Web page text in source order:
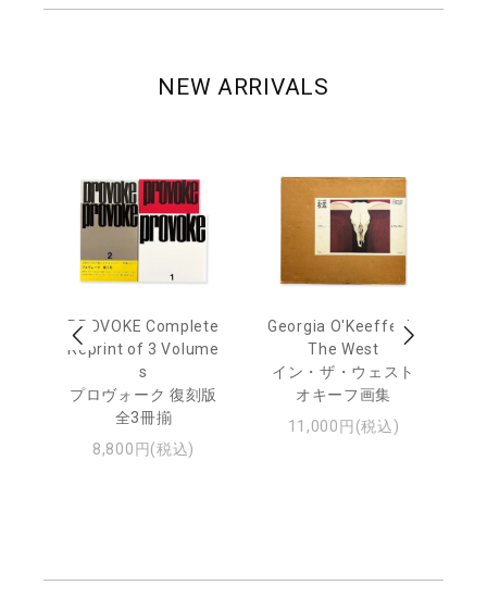
NEW ARRIVALS
PROVOKE Complete
Reprint of 3 Volume
s
プロヴォーク 復刻版
全3冊揃
8,800円(税込)
Georgia O'Keeffe: In
The West
イン・ザ・ウェスト
オキーフ画集
11,000円(税込)